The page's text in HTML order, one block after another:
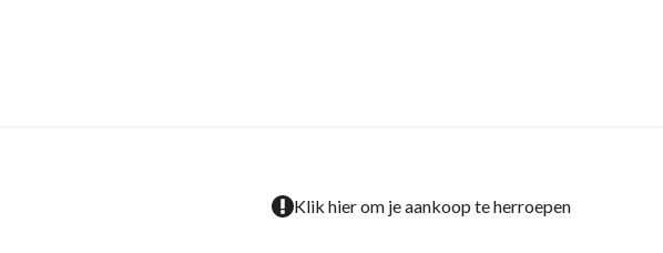
Klik hier om je aankoop te herroepen